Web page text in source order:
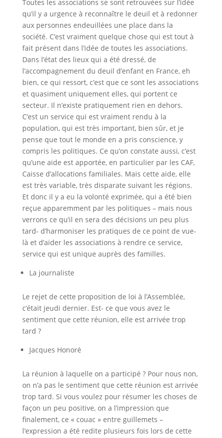
Toutes les associations se sont retrouvées sur l’idée
qu’il y a urgence à reconnaître le deuil et à redonner
aux personnes endeuillées une place dans la
société. C’est vraiment quelque chose qui est tout à
fait présent dans l’idée de toutes les associations.
Dans l’état des lieux qui a été dressé, de
l’accompagnement du deuil d’enfant en France, eh
bien, ce qui ressort, c’est que ce sont les associations
et quasiment uniquement elles, qui portent ce
secteur. Il n’existe pratiquement rien en dehors.
C’est un service qui est vraiment rendu à la
population, qui est très important, bien sûr, et je
pense que tout le monde en a pris conscience, y
compris les politiques. Ce qu’on constate aussi, c’est
qu’une aide est apportée, en particulier par les CAF,
Caisse d’allocations familiales. Mais cette aide, elle
est très variable, très disparate suivant les régions.
Et donc il y a eu la volonté exprimée, qui a été bien
reçue apparemment par les politiques – mais nous
verrons ce qu’il en sera des décisions un peu plus
tard- d’harmoniser les pratiques de ce point de vue-
là et d’aider les associations à rendre ce service,
service qui est unique auprès des familles.
La journaliste
Le rejet de cette proposition de loi à l’Assemblée,
c’était jeudi dernier. Est- ce que vous avez le
sentiment que cette réunion, elle est arrivée trop
tard ?
Jacques Honoré
La réunion à laquelle on a participé ? Pour nous non,
on n’a pas le sentiment que cette réunion est arrivée
trop tard. Si vous voulez pour résumer les choses de
façon un peu positive, on a l’impression que
finalement, ce « couac » entre guillemets –
l’expression a été redite plusieurs fois lors de cette